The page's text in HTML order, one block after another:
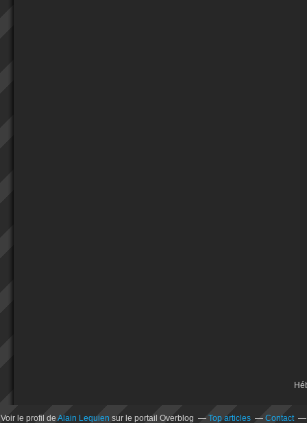
Voir le profil de Alain Lequien sur le portail Overblog Top articles Contact